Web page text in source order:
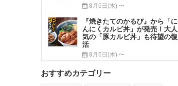
8月6日(木) 〜
『焼きたてのかるび』から「に
んにくカルビ丼」が発売！大人
気の「豚カルビ丼」も待望の復
活
8月6日(木) 〜
おすすめカテゴリー